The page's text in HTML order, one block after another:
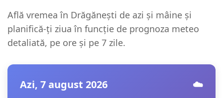
Află vremea în Drăgănești de azi și mâine și
planifică-ți ziua în funcție de prognoza meteo
detaliată, pe ore și pe 7 zile.
Azi, 7 august 2026 ☁️